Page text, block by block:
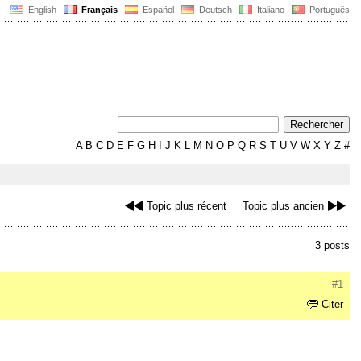
English Français Español Deutsch Italiano Português
AB C D E F G H J K L M N O P Q R S T U V W X Y Z #
Topic plus récent Topic plus ancien
3 posts
#1
Citer